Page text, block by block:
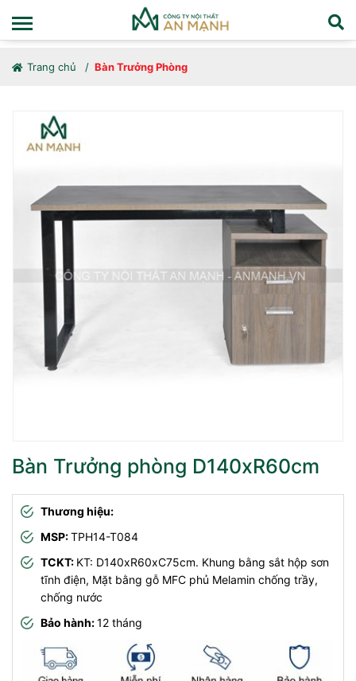
Trang chủ Bàn Trưởng Phòng
Bàn Trưởng phòng D140xR60cm
Thương hiệu:
MSP:TPH14-T084
TCKT: KT: D140xR60xC75cm. Khung bằng sắt hộp sơn
tĩnh điện, Mặt bằng gỗ MFC phủ Melamin chống trầy,
chống nước
Bảo hành:12 tháng